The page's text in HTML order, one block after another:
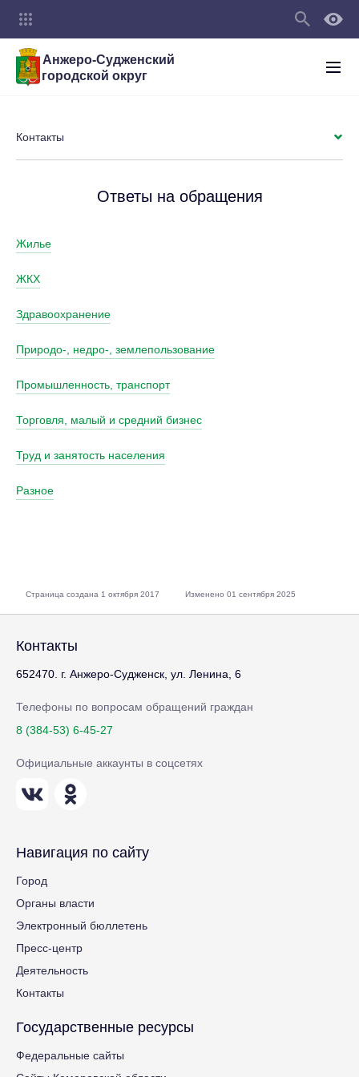
Анжеро-Судженский
городской округ
Ответы на обращения
Жилье
ЖКХ
Здравоохранение
Природо-, недро-, землепользование
Промышленность, транспорт
Торговля, малый и средний бизнес
Труд и занятость населения
Разное
Контакты
Страница создана 1 октября 2017 Изменено 01 сентября 2025
Контакты
652470. г. Анжеро-Судженск, ул. Ленина, 6
Телефоны по вопросам обращений граждан
8 (384-53) 6-45-27
Официальные аккаунты в соцсетях
Навигация по сайту
Город
Органы власти
Электронный бюллетень
Пресс-центр
Деятельность
Контакты
Государственные ресурсы
Федеральные сайты